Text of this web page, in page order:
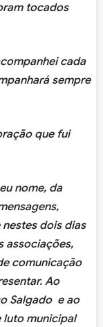
tocados
cada
sempre
que fui
nome, da
dois dias
associações,
comunicação
Ao
Salgado e ao
luto municipal